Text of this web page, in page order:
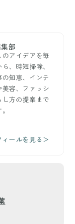
部
アイデアを毎
、時短掃除、
知恵、インテ
容、ファッシ
方の提案まで
ールを見る＞